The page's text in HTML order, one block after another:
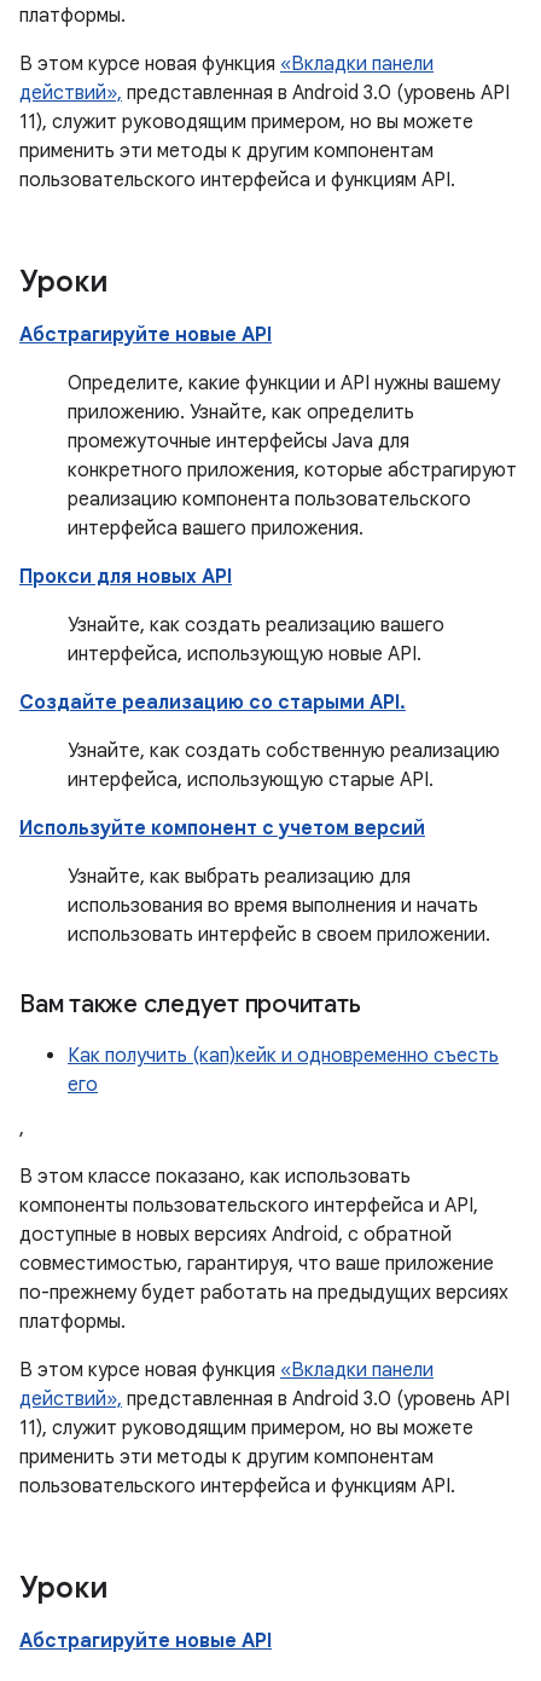
платформы.
В этом курсе новая функция «Вкладки панели
действий», представленная в Android 3.0 (уровень API
11), служит руководящим примером, но вы можете
применить эти методы к другим компонентам
пользовательского интерфейса и функциям API.
Уроки
Абстрагируйте новые API
Определите, какие функции и API нужны вашему
приложению. Узнайте, как определить
промежуточные интерфейсы Java для
конкретного приложения, которые абстрагируют
реализацию компонента пользовательского
интерфейса вашего приложения.
Прокси для новых API
Узнайте, как создать реализацию вашего
интерфейса, использующую новые API.
Создайте реализацию со старыми API.
Узнайте, как создать собственную реализацию
интерфейса, использующую старые API.
Используйте компонент с учетом версий
Узнайте, как выбрать реализацию для
использования во время выполнения и начать
использовать интерфейс в своем приложении.
Вам также следует прочитать
Как получить (кап)кейк и одновременно съесть
его
,
В этом классе показано, как использовать
компоненты пользовательского интерфейса и API,
доступные в новых версиях Android, с обратной
совместимостью, гарантируя, что ваше приложение
по-прежнему будет работать на предыдущих версиях
платформы.
В этом курсе новая функция «Вкладки панели
действий», представленная в Android 3.0 (уровень API
11), служит руководящим примером, но вы можете
применить эти методы к другим компонентам
пользовательского интерфейса и функциям API.
Уроки
Абстрагируйте новые API